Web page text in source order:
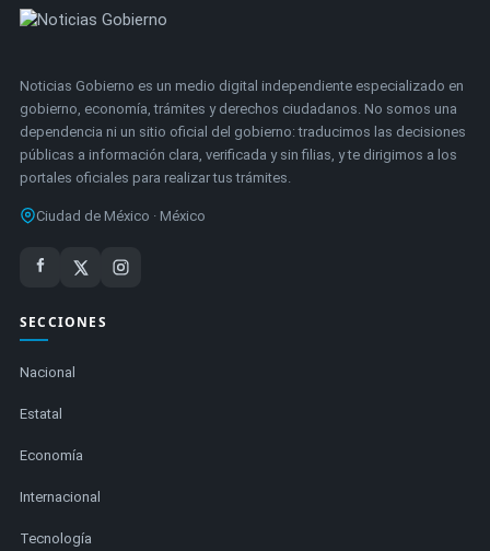
Noticias Gobierno es un medio digital independiente especializado en
gobierno, economía, trámites y derechos ciudadanos. No somos una
dependencia ni un sitio oficial del gobierno: traducimos las decisiones
públicas a información clara, verificada y sin filias, y te dirigimos a los
portales oficiales para realizar tus trámites.
Ciudad de México · México
SECCIONES
Nacional
Estatal
Economía
Internacional
Tecnología